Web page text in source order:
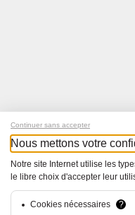
Continuer sans accepter
Nous mettons votre
Notre site Internet utilise les
le libre choix d'accepter leur
Cookies nécessaires ?